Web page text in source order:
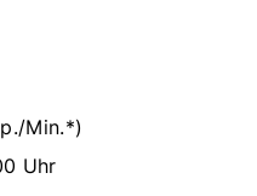
Min.*)
Uhr